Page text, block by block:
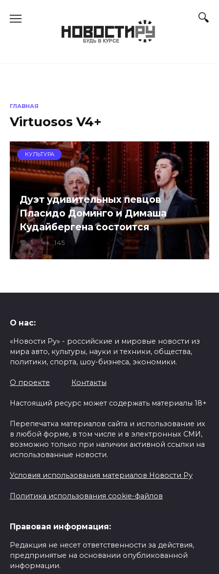
ГЛАВНАЯ
Virtuosos V4+
КУЛЬТУРА
Дуэт удивительных певцов
Пласидо Доминго и Димаша
Кудайбергена состоится
1 145
О нас:
«Новости Ру» - российские и мировые новости из
мира авто, культуры, науки и техники, общества,
политики, спорта, шоу-бизнеса, экономики.
О проекте Контакты
Настоящий ресурс может содержать материалы 18+
Перепечатка материалов сайта и использование их
в любой форме, в том числе и в электронных СМИ,
возможно только при наличии активной ссылки на
использованные новости.
Условия использования материалов Новости Ру
Политика использования cookie-файлов
Правовая информация:
Редакция не несет ответственности за действия,
предпринятые на основании опубликованной
информации.